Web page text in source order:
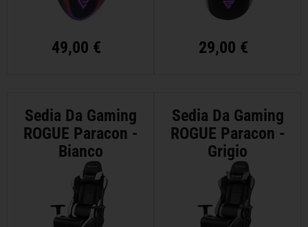
49,00 € 29,00 €
Sedia Da Gaming
ROGUE Paracon -
Bianco
Sedia Da Gaming
ROGUE Paracon -
Grigio